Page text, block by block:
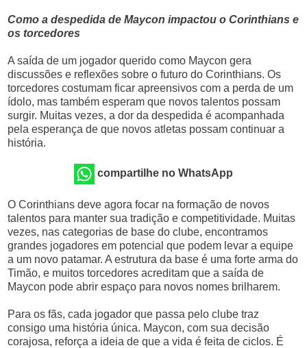
Como a despedida de Maycon impactou o Corinthians e
os torcedores
A saída de um jogador querido como Maycon gera
discussões e reflexões sobre o futuro do Corinthians. Os
torcedores costumam ficar apreensivos com a perda de um
ídolo, mas também esperam que novos talentos possam
surgir. Muitas vezes, a dor da despedida é acompanhada
pela esperança de que novos atletas possam continuar a
história.
compartilhe no WhatsApp
O Corinthians deve agora focar na formação de novos
talentos para manter sua tradição e competitividade. Muitas
vezes, nas categorias de base do clube, encontramos
grandes jogadores em potencial que podem levar a equipe
a um novo patamar. A estrutura da base é uma forte arma do
Timão, e muitos torcedores acreditam que a saída de
Maycon pode abrir espaço para novos nomes brilharem.
Para os fãs, cada jogador que passa pelo clube traz
consigo uma história única. Maycon, com sua decisão
corajosa, reforça a ideia de que a vida é feita de ciclos. É